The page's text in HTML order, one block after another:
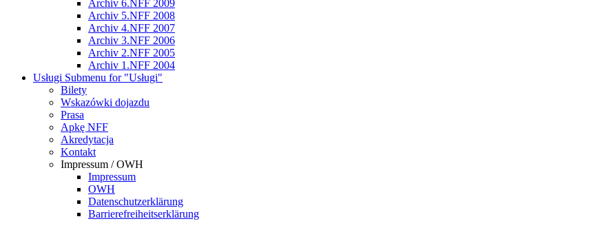
Archiv 6.NFF 2009
Archiv 5.NFF 2008
Archiv 4.NFF 2007
Archiv 3.NFF 2006
Archiv 2.NFF 2005
Archiv 1.NFF 2004
Usługi Submenu for "Usługi"
Bilety
Wskazówki dojazdu
Prasa
Apkę NFF
Akredytacja
Kontakt
Impressum / OWH
Impressum
OWH
Datenschutzerklärung
Barrierefreiheitserklärung